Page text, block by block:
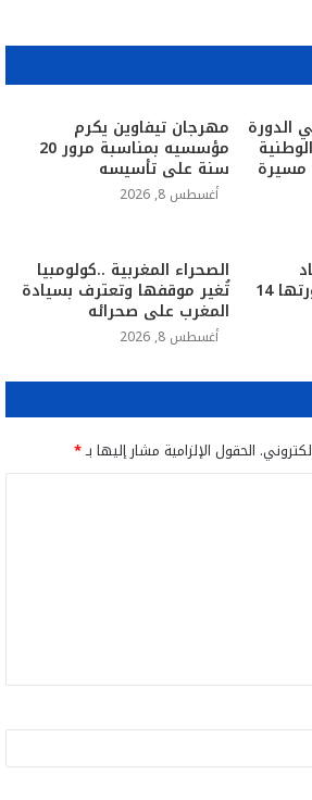
الدورة
الوطنية
مسيرة
مهرجان تيفاوين يكرم
مؤسسيه بمناسبة مرور 20
سنة على تأسيسه
أغسطس 8, 2026
14
الصحراء المغربية ..كولومبيا
تُغير موقفها وتعترف بسيادة
المغرب على صحرائه
أغسطس 8, 2026
الحقول الإلزامية مشار إليها بـ*